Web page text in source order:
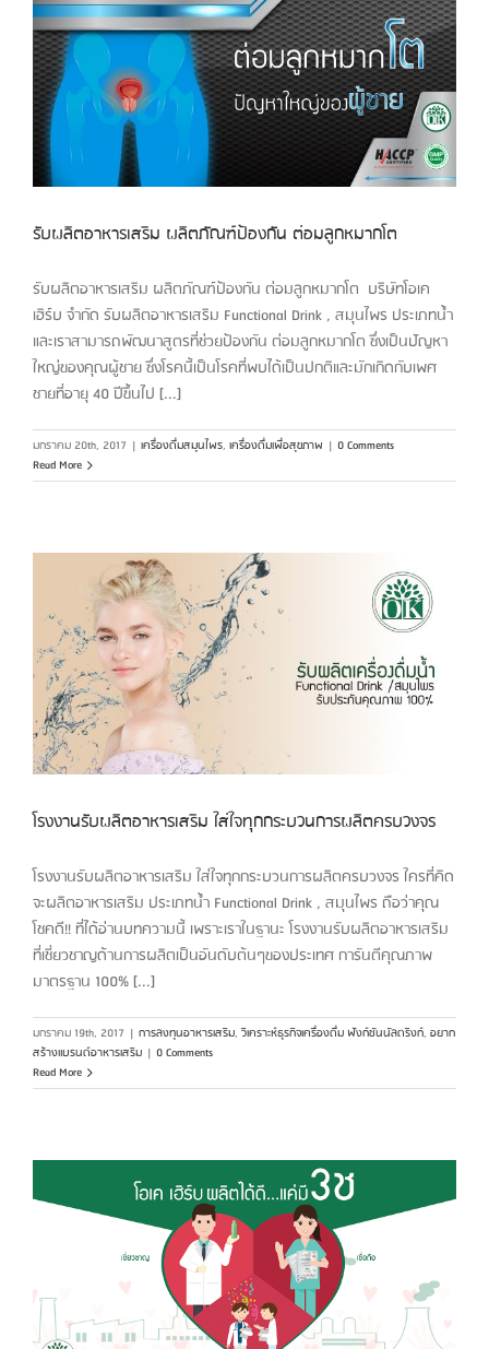
รับผลิตอาหารเสริม ผลิตภัณฑ์ป้องกัน ต่อมลูกหมากโต
รับผลิตอาหารเสริม ผลิตภัณฑ์ป้องกัน ต่อมลูกหมากโต บริษัทโอเค
เฮิร์บ จำกัด รับผลิตอาหารเสริม Functional Drink , สมุนไพร ประเภทน้ำ
และเราสามารถพัฒนาสูตรที่ช่วยป้องกัน ต่อมลูกหมากโต ซึ่งเป็นปัญหา
ใหญ่ของคุณผู้ชาย ซึ่งโรคนี้เป็นโรคที่พบได้เป็นปกติและมักเกิดกับเพศ
ชายที่อายุ 40 ปีขึ้นไป [...]
มกราคม 20th, 2017 | เครื่องดื่มสมุนไพร, เครื่องดื่มเพื่อสุขภาพ | 0 Comments
Read More
โรงงานรับผลิตอาหารเสริม ใส่ใจทุกกระบวนการผลิตครบวงจร
โรงงานรับผลิตอาหารเสริม ใส่ใจทุกกระบวนการผลิตครบวงจร ใครที่คิด
จะผลิตอาหารเสริม ประเภทน้ำ Functional Drink , สมุนไพร ถือว่าคุณ
โชคดี!! ที่ได้อ่านบทความนี้ เพราะเราในฐานะ โรงงานรับผลิตอาหารเสริม
ที่เชี่ยวชาญด้านการผลิตเป็นอันดับต้นๆของประเทศ การันตีคุณภาพ
มาตรฐาน 100% [...]
มกราคม 19th, 2017 | การลงทุนอาหารเสริม, วิเคราะห์ธุรกิจเครื่องดื่ม ฟังก์ชันนัลดริงก์, อยาก
สร้างแบรนด์อาหารเสริม | 0 Comments
Read More